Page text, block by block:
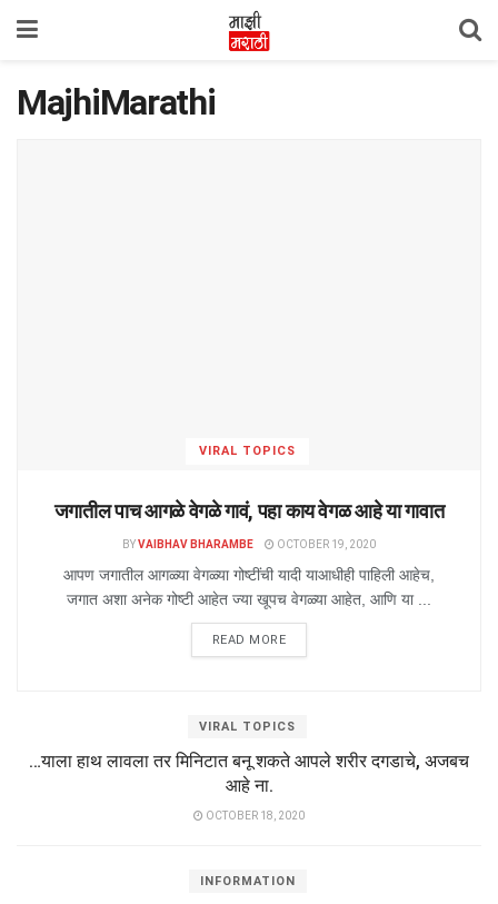
MajhiMarathi
VIRAL TOPICS
जगातील पाच आगळे वेगळे गावं, पहा काय वेगळ आहे या गावात
BYVAIBHAV BHARAMBE OCTOBER 19, 2020
आपण जगातील आगळ्या वेगळ्या गोष्टींची यादी याआधीही पाहिली आहेच,
जगात अशा अनेक गोष्टी आहेत ज्या खूपच वेगळ्या आहेत, आणि या ...
READ MORE
VIRAL TOPICS
…याला हाथ लावला तर मिनिटात बनू शकते आपले शरीर दगडाचे, अजबच
आहे ना.
OCTOBER 18, 2020
INFORMATION